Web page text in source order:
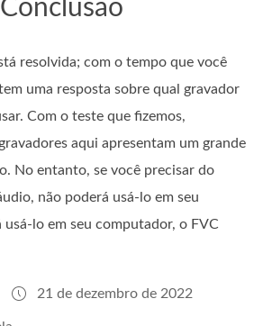
Conclusão
resolvida; com o tempo que você
uma resposta sobre qual gravador
Com o teste que fizemos,
aqui apresentam um grande
No entanto, se você precisar do
não poderá usá-lo em seu
lo em seu computador, o FVC
21 de dezembro de 2022